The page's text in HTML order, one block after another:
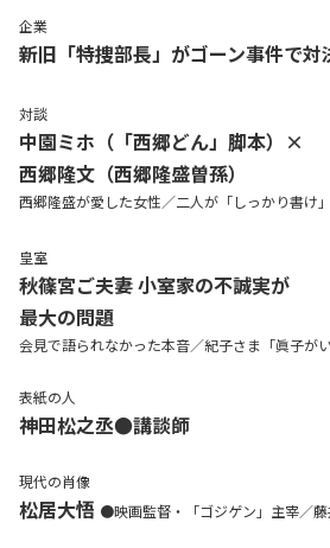
企業
新旧「特捜部長」がゴーン事件で対
対談
中園ミホ（「西郷どん」脚本）×
西郷隆文（西郷隆盛曽孫）
西郷隆盛が愛した女性／二人が「しっかり書け
皇室
秋篠宮ご夫妻 小室家の不誠実が
最大の問題
会見で語られなかった本音／紀子さま「眞子がい
表紙の人
神田松之丞●講談師
現代の肖像
松居大悟 ●映画監督・「ゴジゲン」主宰／藤